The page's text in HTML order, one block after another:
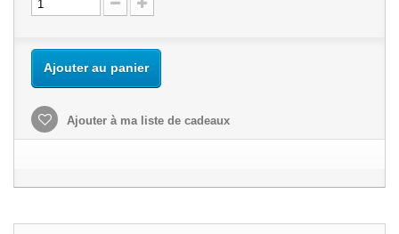
Ajouter au panier
Ajouter à ma liste de cadeaux